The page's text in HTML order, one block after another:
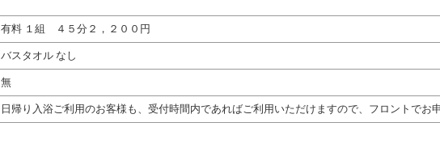
有料 １組 ４５分２，２００円
バスタオル なし
無
日帰り入浴ご利用のお客様も、受付時間内であればご利用いただけますので、フロントでお